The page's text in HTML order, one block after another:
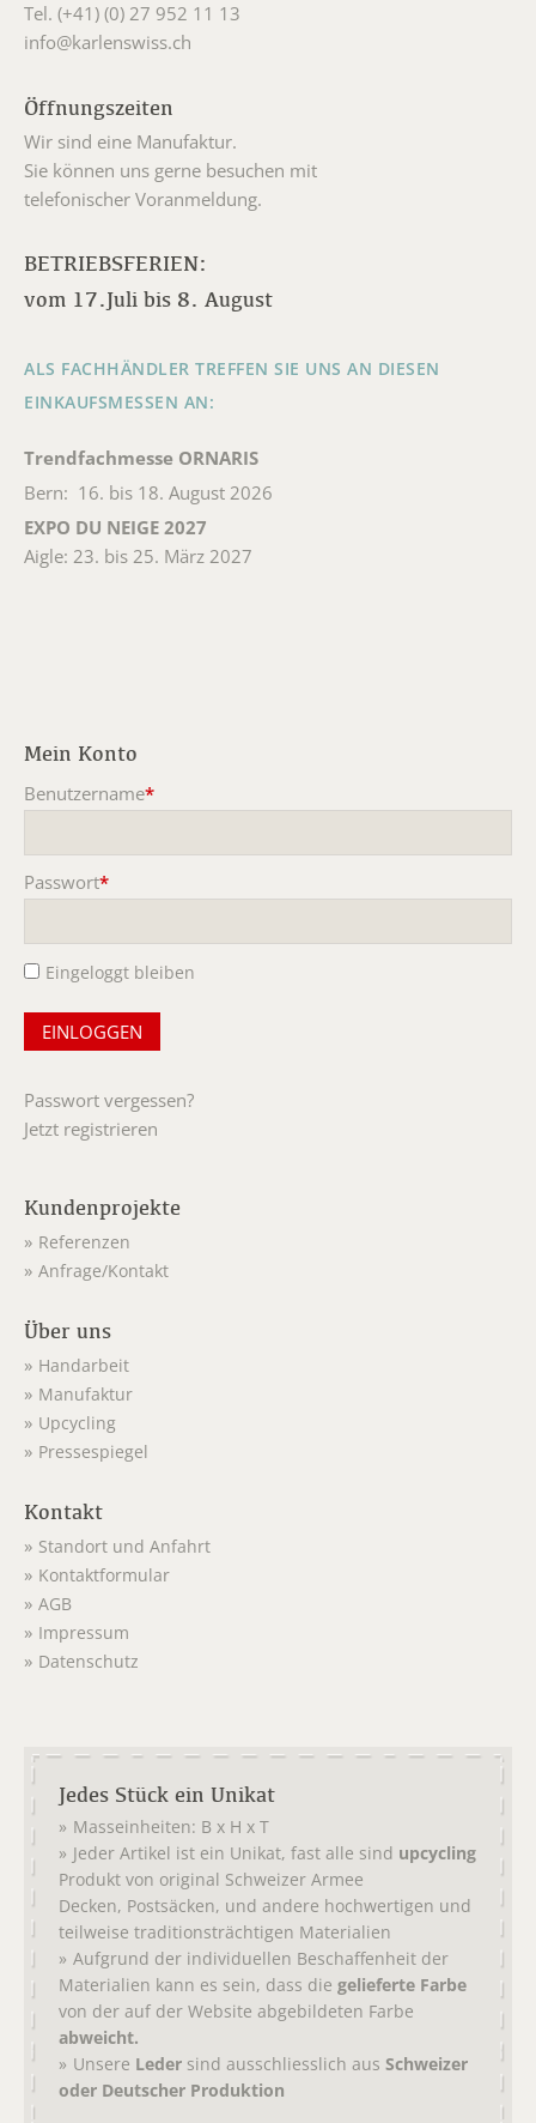
Tel. (+41) (0) 27 952 11 13
info@karlenswiss.ch
Öffnungszeiten
Wir sind eine Manufaktur.
Sie können uns gerne besuchen mit
telefonischer Voranmeldung.
BETRIEBSFERIEN:
vom 17.Juli bis 8. August
ALS FACHHÄNDLER TREFFEN SIE UNS AN DIESEN
EINKAUFSMESSEN AN:
Trendfachmesse ORNARIS
Bern: 16. bis 18. August 2026
EXPO DU NEIGE 2027
Aigle: 23. bis 25. März 2027
Mein Konto
Benutzername*
Passwort*
Eingeloggt bleiben
Passwort vergessen?
Jetzt registrieren
Kundenprojekte
Referenzen
Anfrage/Kontakt
Über uns
Handarbeit
Manufaktur
Upcycling
Pressespiegel
Kontakt
Standort und Anfahrt
Kontaktformular
AGB
Impressum
Datenschutz
Jedes Stück ein Unikat
Masseinheiten: B x H x T
Jeder Artikel ist ein Unikat, fast alle sind upcycling
Produkt von original Schweizer Armee
Decken, Postsäcken, und andere hochwertigen und
teilweise traditionsträchtigen Materialien
Aufgrund der individuellen Beschaffenheit der
Materialien kann es sein, dass die gelieferte Farbe
von der auf der Website abgebildeten Farbe
abweicht.
Unsere Leder sind ausschliesslich aus Schweizer
oder Deutscher Produktion